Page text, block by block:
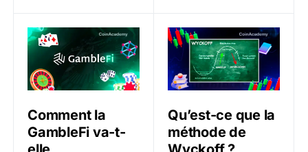
Comment la GambleFi va-t-elle révolutionner le
Comment la
GambleFi va-t-
Qu’est-ce que la méthode
Qu’est-ce que la
méthode de